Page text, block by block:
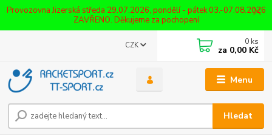
Provozovna Jizerská středa 29.07.2026, pondělí - pátek 03.-07.08.2026
ZAVŘENO. Děkujeme za pochopení
Menu
CZK
Hledat
0 ks
za 0,00 Kč